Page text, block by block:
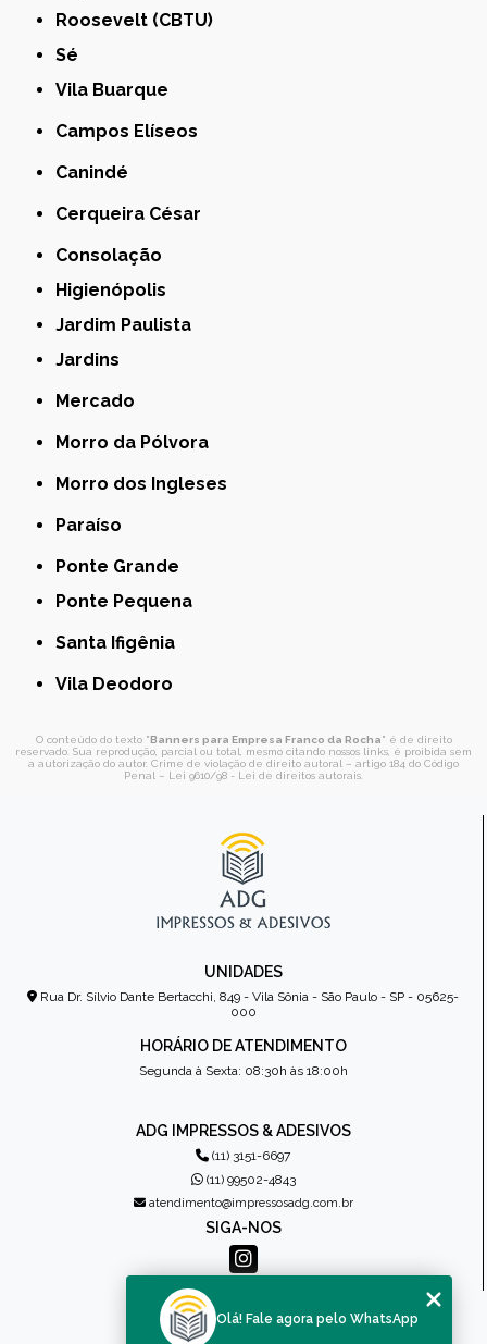
Roosevelt (CBTU)
Sé
Vila Buarque
Campos Elíseos
Canindé
Cerqueira César
Consolação
Higienópolis
Jardim Paulista
Jardins
Mercado
Morro da Pólvora
Morro dos Ingleses
Paraíso
Ponte Grande
Ponte Pequena
Santa Ifigênia
Vila Deodoro
O conteúdo do texto "Banners para Empresa Franco da Rocha" é de direito
reservado. Sua reprodução, parcial ou total, mesmo citando nossos links, é proibida sem
a autorização do autor. Crime de violação de direito autoral – artigo 184 do Código
Penal – Lei 9610/98 - Lei de direitos autorais
UNIDADES
Rua Dr. Sílvio Dante Bertacchi, 849 - Vila Sônia - São Paulo - SP - 05625-
000
HORÁRIO DE ATENDIMENTO
Segunda à Sexta: 08:30h às 18:00h
ADG IMPRESSOS & ADESIVOS
(11) 3151-6697
(11) 99502-4843
atendimento@impressosadg.com.br
SIGA-NOS
MENU
Olá! Fale agora pelo WhatsApp